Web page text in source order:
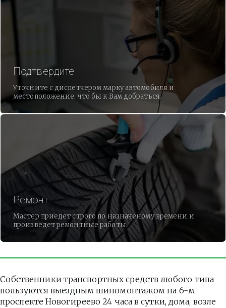
Подтвердите
Уточните с диспетчером марку автомобиля и
местоположение, что бы к Вам добраться.
Ремонт
Мастер приедет строго по назначеному времени и
произведет ремонтные работы.
Собственники транспортных средств любого типа
пользуются выездным шиномонтажом на 6-м
проспекте Новогиреево 24 часа в сутки, дома, возле